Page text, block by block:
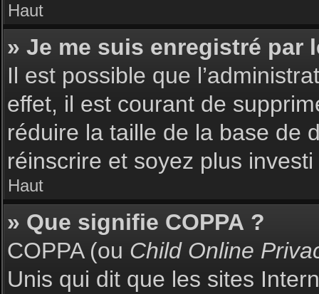
Haut
» Je me suis enregistré par
Il est possible que
effet, il est courant de
réduire la taille de la base de
réinscrire et soyez plus
Haut
» Que signifie COPPA ?
COPPA (ou Child Online
Unis qui dit que les sites